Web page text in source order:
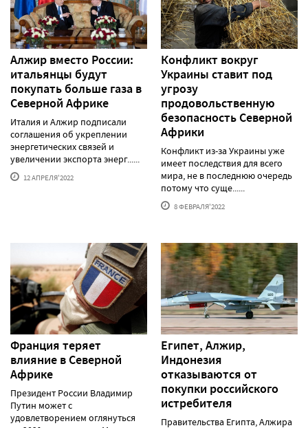
Алжир вместо России:
итальянцы будут
покупать больше газа в
Северной Африке
Италия и Алжир подписали
соглашения об укреплении
энергетических связей и
увеличении экспорта энерг......
12 АПРЕЛЯ'2022
Конфликт вокруг
Украины ставит под
угрозу
продовольственную
безопасность Северной
Африки
Конфликт из-за Украины уже
имеет последствия для всего
мира, не в последнюю очередь
потому что суще......
8 ФЕВРАЛЯ'2022
Франция теряет
влияние в Северной
Африке
Президент России Владимир
Путин может с
удовлетворением оглянуться
Египет, Алжир,
Индонезия
отказываются от
покупки российского
истребителя
Правительства Египта, Алжира